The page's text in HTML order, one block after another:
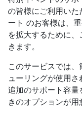
の皆様にご利用い
ート のお客様は、
を拡大するために
きます。
このサービスでは
ューリングが使用
追加のサポート容
きのオプションが用